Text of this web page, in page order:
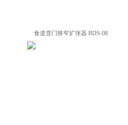
食道贲门狭窄扩张器 BDS-08